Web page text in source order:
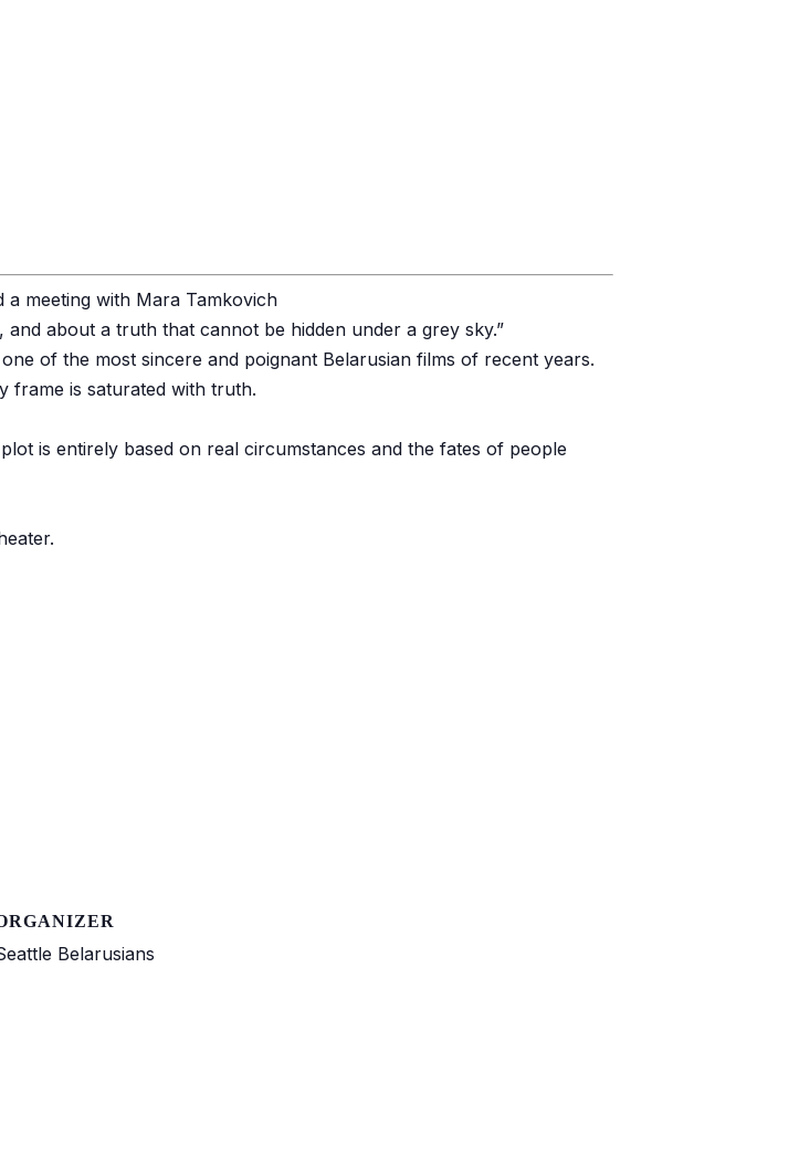
a meeting with Mara Tamkovich
about a truth that cannot be hidden under a grey sky.”
of the most sincere and poignant Belarusian films of recent years.
frame is saturated with truth.
is entirely based on real circumstances and the fates of people
Belarusians